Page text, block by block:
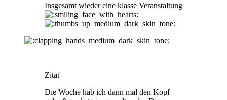
Insgesamt wieder eine klasse Veranstaltung
Zitat
Die Woche hab ich dann mal den Kopf